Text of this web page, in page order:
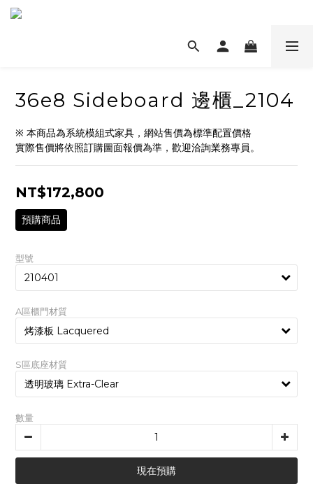
36e8 Sideboard 邊櫃_2104
※ 本商品為系統模組式家具，網站售價為標準配置價格
實際售價將依照訂購圖面報價為準，歡迎洽詢業務專員。
NT$172,800
預購商品
型號
A區櫃門材質
S區底座材質
數量
現在預購